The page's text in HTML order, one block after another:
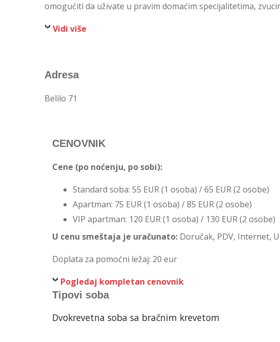
omogućiti da uživate u pravim domaćim specijalitetima,
Vidi više
Adresa
Belilo 71
CENOVNIK
Cene (po noćenju, po sobi):
Standard soba: 55 EUR (1 osoba) / 65 EUR (2 osobe)
Apartman: 75 EUR (1 osoba) / 85 EUR (2 osobe)
VIP apartman: 120 EUR (1 osoba) / 130 EUR (2 osobe)
U cenu smeštaja je uračunato: Doručak, PDV, Internet,
Doplata za pomoćni ležaj: 20 eur
Pogledaj kompletan cenovnik
Tipovi soba
Dvokrevetna soba sa bračnim krevetom